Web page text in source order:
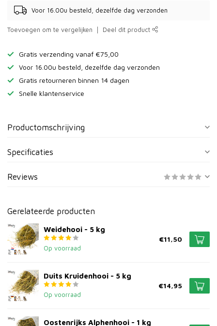
Voor 16.00u besteld, dezelfde dag verzonden
Toevoegen om te vergelijken Deel dit product
Gratis verzending vanaf €75,00
Voor 16.00u besteld, dezelfde dag verzonden
Gratis retourneren binnen 14 dagen
Snelle klantenservice
Productomschrijving
Specificaties
Reviews
Gerelateerde producten
Weidehooi - 5 kg
Op voorraad
€11,50
Duits Kruidenhooi - 5 kg
Op voorraad
€14,95
Oostenrijks Alphenhooi - 1 kg